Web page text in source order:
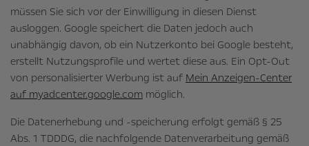
müssen Sie sich vor der Einwilligung in diesen Dienst
ausloggen. Google speichert die Daten jedoch auch
unabhängig davon, ob ein Nutzerkonto bei Google besteht,
erstellt Nutzungsprofile und wertet diese aus. Ein Opt-Out
von personalisierter Werbung ist auf Mein Anzeigen-Center
auf myadcenter.google.com möglich.
Die Datenerhebung und -speicherung erfolgt gemäß § 25
Abs. 1 TDDDG, die nachfolgende Datenverarbeitung gemäß